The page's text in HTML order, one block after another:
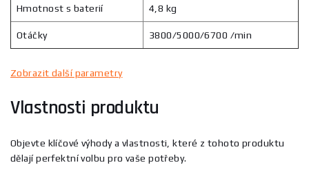
Hmotnost s baterií 4,8 kg
Otáčky 3800/5000/6700 /min
Zobrazit další parametry
Vlastnosti produktu
Objevte klíčové výhody a vlastnosti, které z tohoto produktu
dělají perfektní volbu pro vaše potřeby.